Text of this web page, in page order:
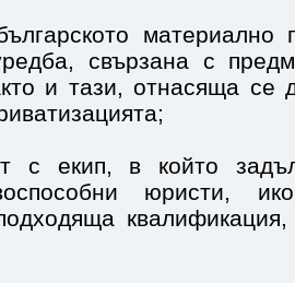
материално
свързана с
и тази, отнасяща се
с екип, в който
юристи,
квалификация,